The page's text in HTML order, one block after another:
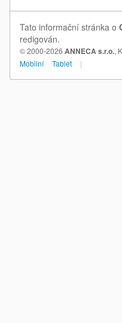
Tato informační stránka o
redigován.
© 2000-2026 ANNECA s.r.o.,
Mobilní
Tablet |